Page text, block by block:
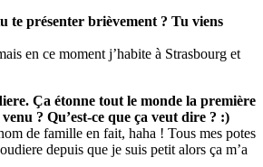
te présenter brièvement ? Tu viens
en ce moment j’habite à Strasbourg et
Ça étonne tout le monde la première
? Qu’est-ce que ça veut dire ? :)
de famille en fait, haha ! Tous mes potes
depuis que je suis petit alors ça m’a